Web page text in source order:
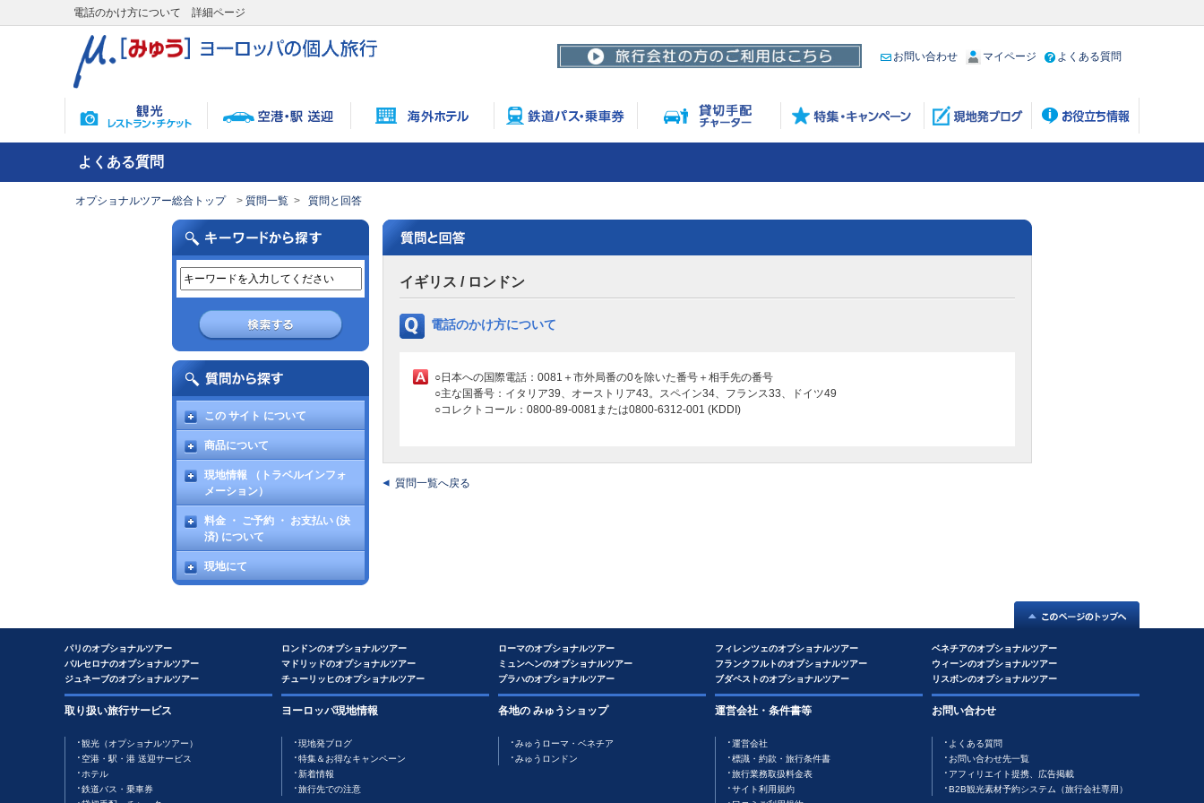
電話のかけ方について 詳細ページ
お問い合わせ マイページ よくある質問
よくある質問
オプショナルツアー総合トップ 質問一覧 質問と回答
この サイト について
商品について
現地情報 （トラベルインフォ
メーション）
料金 ・ ご予約 ・ お支払い (決
済) について
現地にて
イギリス / ロンドン
電話のかけ方について
○日本への国際電話：0081＋市外局番の0を除いた番号＋相手先の番号
○主な国番号：イタリア39、オーストリア43。スペイン34、フランス33、ドイツ49
○コレクトコール：0800-89-0081または0800-6312-001 (KDDI)
質問一覧へ戻る
パリのオプショナルツアー
バルセロナのオプショナルツアー
ジュネーブのオプショナルツアー
ロンドンのオプショナルツアー
マドリッドのオプショナルツアー
チューリッヒのオプショナルツアー
ローマのオプショナルツアー
ミュンヘンのオプショナルツアー
プラハのオプショナルツアー
フィレンツェのオプショナルツアー
フランクフルトのオプショナルツアー
ブダペストのオプショナルツアー
ベネチアのオプショナルツアー
ウィーンのオプショナルツアー
リスボンのオプショナルツアー
取り扱い旅行サービス
観光（オプショナルツアー）
空港・駅・港 送迎サービス
ホテル
鉄道バス・乗車券
ヨーロッパ現地情報
現地発ブログ
特集＆お得なキャンペーン
新着情報
旅行先での注意
各地の みゅうショップ
みゅうローマ・ベネチア
みゅうロンドン
運営会社・条件書等
運営会社
標識・約款・旅行条件書
旅行業務取扱料金表
サイト利用規約
お問い合わせ
よくある質問
お問い合わせ先一覧
アフィリエイト提携、広告掲載
B2B観光素材予約システム（旅行会社専用）